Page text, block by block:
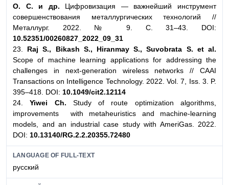
О. С. и др. Цифровизация — важнейший инструмент
совершенствования металлургических технологий //
Металлург. 2022. № 9. С. 31–43. DOI:
10.52351/00260827_2022_09_31
23.
Raj S., Bikash S., Hiranmay S., Suvobrata S. et al.
Scope of machine learning applications for addressing the
challenges in next-generation wireless networks // CAAI
Transactions on Intelligence Technology. 2022. Vol. 7, Iss. 3. P.
395–418. DOI: 10.1049/cit2.12114
24.Yiwei Ch. Study of route optimization algorithms,
improvements with metaheuristics and machine-learning
models, and an industrial case study with AmeriGas. 2022.
DOI: 10.13140/RG.2.2.20355.72480
LANGUAGE OF FULL-TEXT
русский